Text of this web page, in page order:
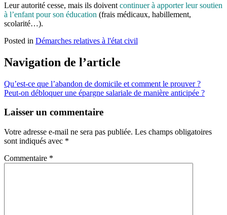
Leur autorité cesse, mais ils doivent continuer à apporter leur soutien
à l’enfant pour son éducation (frais médicaux, habillement,
scolarité…).
Posted in Démarches relatives à l'état civil
Navigation de l’article
Qu’est-ce que l’abandon de domicile et comment le prouver ?
Peut-on débloquer une épargne salariale de manière anticipée ?
Laisser un commentaire
Votre adresse e-mail ne sera pas publiée. Les champs obligatoires
sont indiqués avec *
Commentaire *